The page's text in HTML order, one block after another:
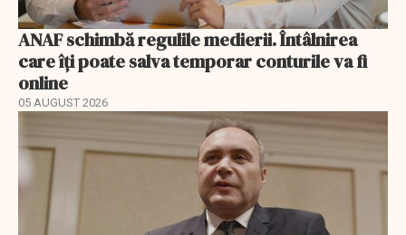
ANAF schimbă regulile medierii. Întâlnirea
care îți poate salva temporar conturile va fi
online
05 AUGUST 2026